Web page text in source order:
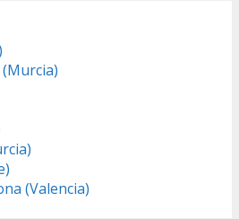
(Valencia)